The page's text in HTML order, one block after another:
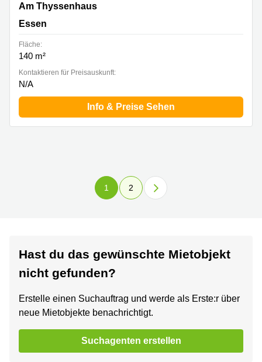
Am Thyssenhaus 1, Essen
Am Thyssenhaus
Essen
Fläche:
140 m²
Kontaktieren für Preisauskunft:
N/A
Info & Preise Sehen
1 2
Hast du das gewünschte Mietobjekt
nicht gefunden?
Erstelle einen Suchauftrag und werde als Erste:r über
neue Mietobjekte benachrichtigt.
Suchagenten erstellen